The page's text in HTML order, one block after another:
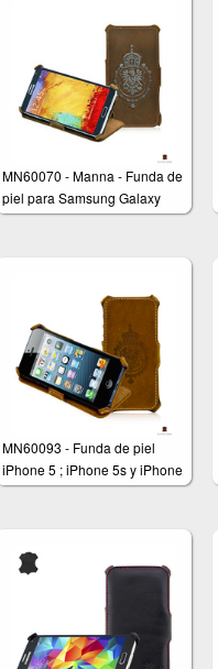
MN60070 - Manna - Funda de
piel para Samsung Galaxy
Note 3 N9000 N9005
MN60093 - Funda de piel
iPhone 5 ; iPhone 5s y iPhone
SE - Función soporte - PIEL